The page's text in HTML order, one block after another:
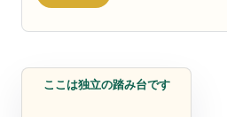
ここは独立の踏み台です